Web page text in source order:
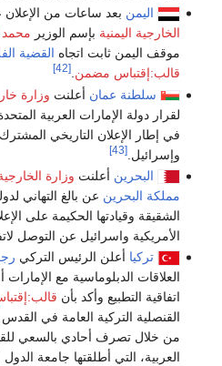
اليمن بعد ساعات من
الخارجية اليمنية بإسم الوزير
موقف اليمن ثابت اتجاه القضية
قالب:إقتباس مضمن.
[42]
سلطنة عمان أعلنت وزارة
لقرار دولة الإمارات العربية
في إطار الإعلان التاريخي المشترك
وإسرائيل.[43]
البحرين أعلنت وزارة
مملكة البحرين عن بالغ التهاني
الشقيقة وقيادتها الحكيمة على
الأمريكية واسرائيل عن التوصل
تركيا أعلن الرئيس التركي
العلاقات الدبلوماسية مع
اتفاقية التطبيع وأكد بأن
القنصلية التركية العامة في القدس
من خلال تصرف أحادي بالسعي
العربية، التي أطلقتها جامعة الدول